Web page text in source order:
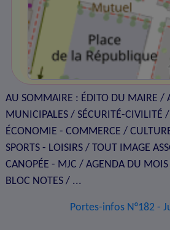
AU SOMMAIRE : ÉDITO DU MAIRE /
MUNICIPALES / SÉCURITÉ-CIVILITÉ
ÉCONOMIE - COMMERCE /
SPORTS - LOISIRS / TOUT IMAGE
CANOPÉE - MJC / AGENDA DU
BLOC NOTES / ...
Portes-infos N°182 -